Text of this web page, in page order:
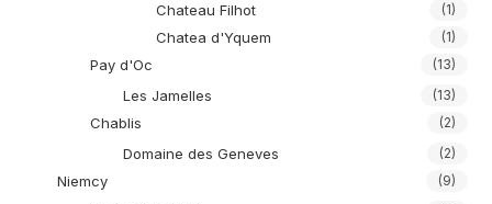
Chateau Filhot (1)
Chatea d'Yquem (1)
Pay d'Oc (13)
Les Jamelles (13)
Chablis (2)
Domaine des Geneves (2)
Niemcy (9)